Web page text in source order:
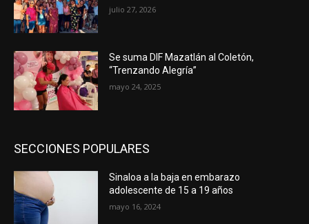
julio 27, 2026
Se suma DIF Mazatlán al Coletón,
“Trenzando Alegría”
mayo 24, 2025
SECCIONES POPULARES
Sinaloa a la baja en embarazo
adolescente de 15 a 19 años
mayo 16, 2024